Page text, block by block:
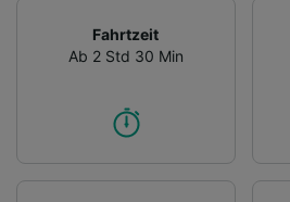
Fahrtzeit
Ab 2 Std 30 Min